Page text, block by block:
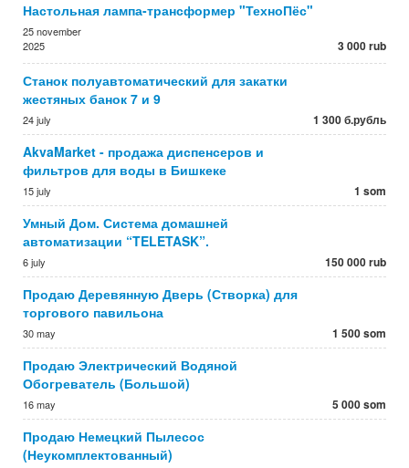
Настольная лампа-трансформер "ТехноПёс"
25 november
2025
3 000 rub
Станок полуавтоматический для закатки
жестяных банок 7 и 9
24 july 1 300 б.рубль
AkvaMarket - продажа диспенсеров и
фильтров для воды в Бишкеке
15 july 1 som
Умный Дом. Система домашней
автоматизации “TELETASK”.
6 july 150 000 rub
Продаю Деревянную Дверь (Створка) для
торгового павильона
30 may 1 500 som
Продаю Электрический Водяной
Обогреватель (Большой)
16 may 5 000 som
Продаю Немецкий Пылесос
(Неукомплектованный)